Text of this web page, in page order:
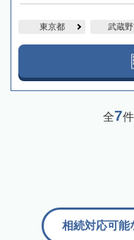
東京都 武蔵
全7
相続対応可能